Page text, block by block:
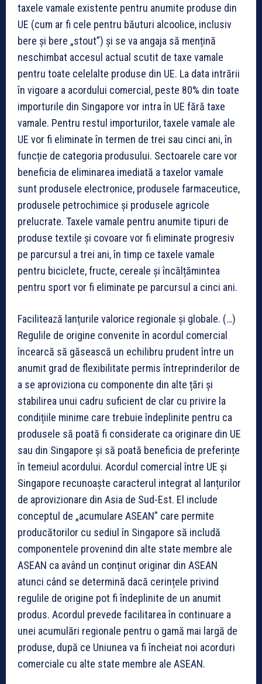
taxele vamale existente pentru anumite produse din
UE (cum ar fi cele pentru băuturi alcoolice, inclusiv
bere și bere „stout”) și se va angaja să mențină
neschimbat accesul actual scutit de taxe vamale
pentru toate celelalte produse din UE. La data intrării
în vigoare a acordului comercial, peste 80% din toate
importurile din Singapore vor intra în UE fără taxe
vamale. Pentru restul importurilor, taxele vamale ale
UE vor fi eliminate în termen de trei sau cinci ani, în
funcție de categoria produsului. Sectoarele care vor
beneficia de eliminarea imediată a taxelor vamale
sunt produsele electronice, produsele farmaceutice,
produsele petrochimice și produsele agricole
prelucrate. Taxele vamale pentru anumite tipuri de
produse textile și covoare vor fi eliminate progresiv
pe parcursul a trei ani, în timp ce taxele vamale
pentru biciclete, fructe, cereale și încălțămintea
pentru sport vor fi eliminate pe parcursul a cinci ani.
Facilitează lanțurile valorice regionale și globale. (…)
Regulile de origine convenite în acordul comercial
încearcă să găsească un echilibru prudent între un
anumit grad de flexibilitate permis întreprinderilor de
a se aproviziona cu componente din alte țări și
stabilirea unui cadru suficient de clar cu privire la
condițiile minime care trebuie îndeplinite pentru ca
produsele să poată fi considerate ca originare din UE
sau din Singapore și să poată beneficia de preferințe
în temeiul acordului. Acordul comercial între UE și
Singapore recunoaște caracterul integrat al lanțurilor
de aprovizionare din Asia de Sud-Est. El include
conceptul de „acumulare ASEAN” care permite
producătorilor cu sediul în Singapore să includă
componentele provenind din alte state membre ale
ASEAN ca având un conținut originar din ASEAN
atunci când se determină dacă cerințele privind
regulile de origine pot fi îndeplinite de un anumit
produs. Acordul prevede facilitarea în continuare a
unei acumulări regionale pentru o gamă mai largă de
produse, după ce Uniunea va fi încheiat noi acorduri
comerciale cu alte state membre ale ASEAN.